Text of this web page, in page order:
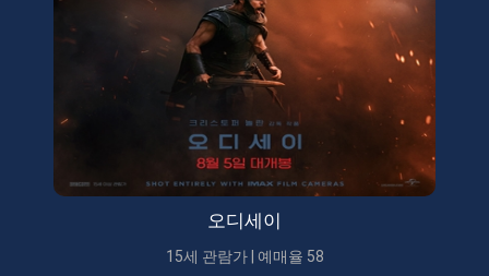
오디세이
15세 관람가 | 예매율 58